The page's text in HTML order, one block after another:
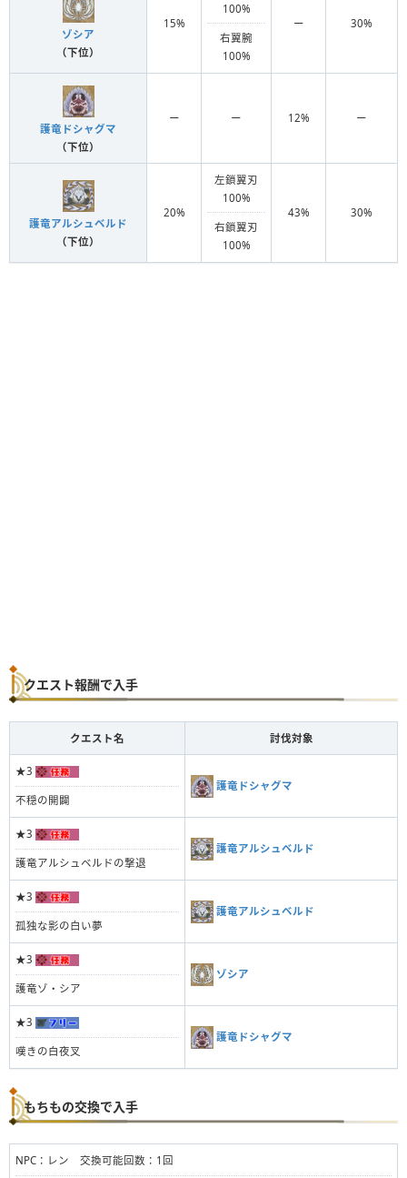
ゾシア
（下位）
15%
100%
右翼腕
100%
ー 30%
護竜ドシャグマ
（下位）
ー ー 12% ー
護竜アルシュベルド
（下位）
20%
左鎖翼刃
100%
右鎖翼刃
100%
43% 30%
クエスト報酬で入手
クエスト名 討伐対象
★3
不穏の開闢
護竜ドシャグマ
★3
護竜アルシュベルドの撃退
護竜アルシュベルド
★3
孤独な影の白い夢
護竜アルシュベルド
★3
護竜ゾ・シア
ゾシア
★3
嘆きの白夜叉
護竜ドシャグマ
もちもの交換で入手
NPC：レン 交換可能回数：1回